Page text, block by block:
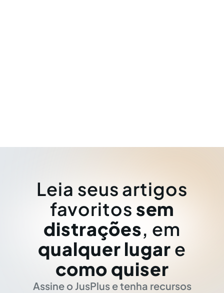
Leia seus artigos
favoritos sem
distrações, em
qualquer lugar e
como quiser
Assine o JusPlus e tenha recursos